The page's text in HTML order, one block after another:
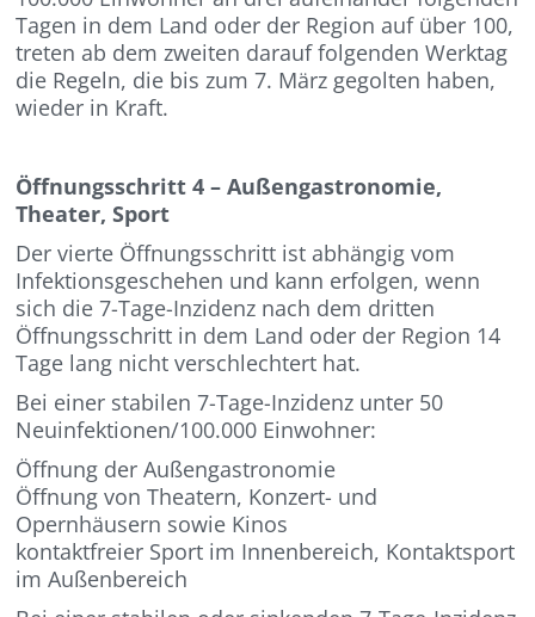
Tagen in dem Land oder der Region auf über 100,
treten ab dem zweiten darauf folgenden Werktag
die Regeln, die bis zum 7. März gegolten haben,
wieder in Kraft.
Öffnungsschritt 4 – Außengastronomie,
Theater, Sport
Der vierte Öffnungsschritt ist abhängig vom
Infektionsgeschehen und kann erfolgen, wenn
sich die 7-Tage-Inzidenz nach dem dritten
Öffnungsschritt in dem Land oder der Region 14
Tage lang nicht verschlechtert hat.
Bei einer stabilen 7-Tage-Inzidenz unter 50
Neuinfektionen/100.000 Einwohner:
Öffnung der Außengastronomie
Öffnung von Theatern, Konzert- und
Opernhäusern sowie Kinos
kontaktfreier Sport im Innenbereich, Kontaktsport
im Außenbereich